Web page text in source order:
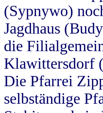
(Sypnywo)
Jagdhaus
die
Klawittersdorf
Die Pfarrei
selbständige